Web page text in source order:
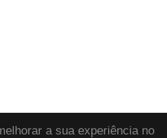
a sua experiência no